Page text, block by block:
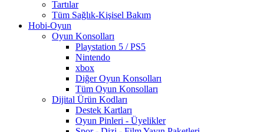
Tartılar
Tüm Sağlık-Kişisel Bakım
Hobi-Oyun
Oyun Konsolları
Playstation 5 / PS5
Nintendo
xbox
Diğer Oyun Konsolları
Tüm Oyun Konsolları
Dijital Ürün Kodları
Destek Kartları
Oyun Pinleri - Üyelikler